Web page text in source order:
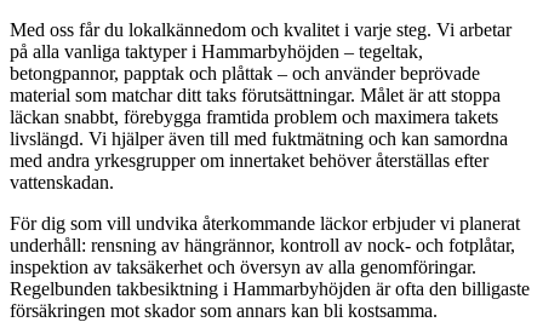
Med oss får du lokalkännedom och kvalitet i varje steg. Vi arbetar
på alla vanliga taktyper i Hammarbyhöjden – tegeltak,
betongpannor, papptak och plåttak – och använder beprövade
material som matchar ditt taks förutsättningar. Målet är att stoppa
läckan snabbt, förebygga framtida problem och maximera takets
livslängd. Vi hjälper även till med fuktmätning och kan samordna
med andra yrkesgrupper om innertaket behöver återställas efter
vattenskadan.
För dig som vill undvika återkommande läckor erbjuder vi planerat
underhåll: rensning av hängrännor, kontroll av nock- och fotplåtar,
inspektion av taksäkerhet och översyn av alla genomföringar.
Regelbunden takbesiktning i Hammarbyhöjden är ofta den billigaste
försäkringen mot skador som annars kan bli kostsamma.